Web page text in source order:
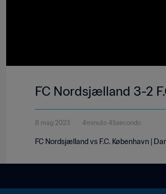
FC Nordsjælland 3-2
8 mag 2023 4minuto 45secondo
FC Nordsjælland vs F.C. København |